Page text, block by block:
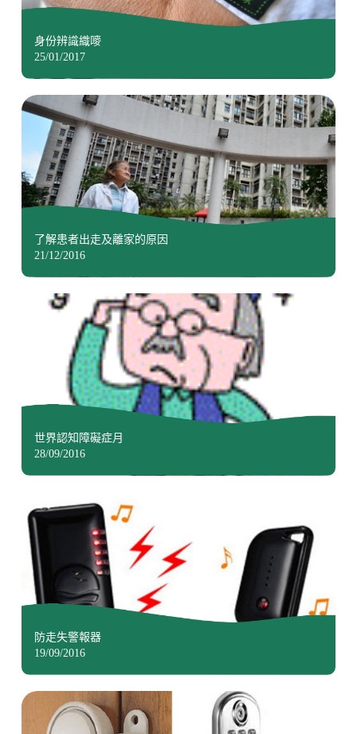
身份辨識織嘜
25/01/2017
了解患者出走及離家的原因
21/12/2016
世界認知障礙症月
28/09/2016
防走失警報器
19/09/2016